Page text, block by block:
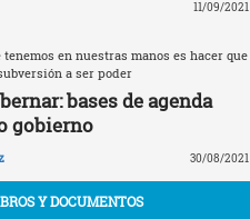
11/09/2021
en nuestras manos es hacer que
a ser poder
bases de agenda
gobierno
30/08/2021
Y DOCUMENTOS